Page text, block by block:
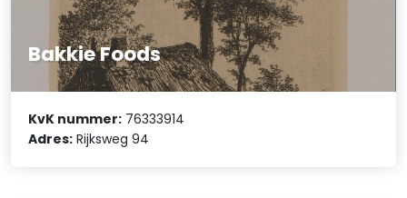
Bakkie Foods
KvK nummer: 76333914
Adres: Rijksweg 94